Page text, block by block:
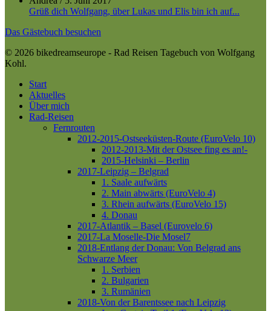
Grüß dich Wolfgang, über Lukas und Elis bin ich auf...
Das Gästebuch besuchen
© 2026 bikedreamseurope - Rad Reisen Tagebuch von Wolfgang
Kohl.
Close
Menu
Start
Aktuelles
Über mich
Rad-Reisen
Fernrouten
2012-2015-Ostseeküsten-Route (EuroVelo 10)
2012-2013-Mit der Ostsee fing es an!-
2015-Helsinki – Berlin
2017-Leipzig – Belgrad
1. Saale aufwärts
2. Main abwärts (EuroVelo 4)
3. Rhein aufwärts (EuroVelo 15)
4. Donau
2017-Atlantik – Basel (Eurovelo 6)
2017-La Moselle-Die Mosel7
2018-Entlang der Donau: Von Belgrad ans
Schwarze Meer
1. Serbien
2. Bulgarien
3. Rumänien
2018-Von der Barentssee nach Leipzig